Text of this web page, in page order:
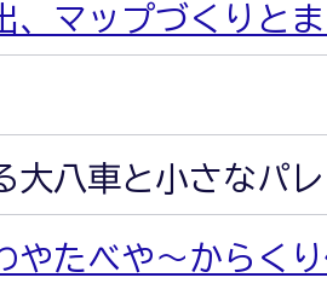
、マップづくりと
大八車と小さなパ
やたべや～からく